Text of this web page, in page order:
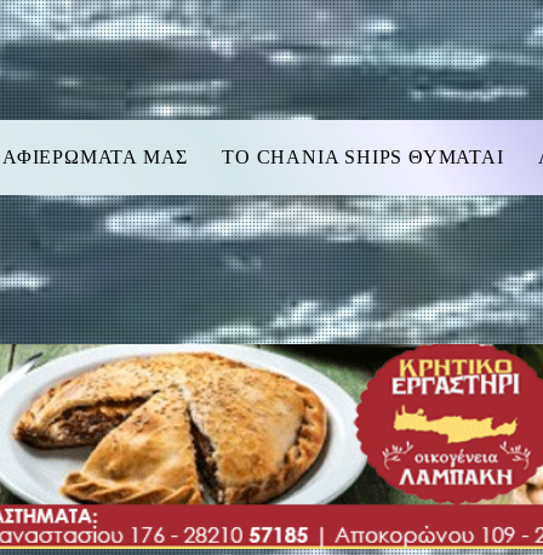
ΑΦΙΕΡΩΜΑΤΑ ΜΑΣ TO CHANIA SHIPS ΘΥΜΑΤΑΙ